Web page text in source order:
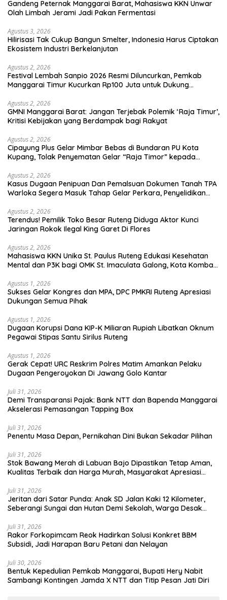
Gandeng Peternak Manggarai Barat, Mahasiswa KKN Unwar
Olah Limbah Jerami Jadi Pakan Fermentasi
Agustus 3, 2026
Hilirisasi Tak Cukup Bangun Smelter, Indonesia Harus Ciptakan
Ekosistem Industri Berkelanjutan
Agustus 2, 2026
Festival Lembah Sanpio 2026 Resmi Diluncurkan, Pemkab
Manggarai Timur Kucurkan Rp100 Juta untuk Dukung
Agustus 2, 2026
GMNI Manggarai Barat: Jangan Terjebak Polemik ‘Raja Timur’,
Kritisi Kebijakan yang Berdampak bagi Rakyat
Agustus 2, 2026
Cipayung Plus Gelar Mimbar Bebas di Bundaran PU Kota
Kupang, Tolak Penyematan Gelar “Raja Timor” kepada
Agustus 2, 2026
Kasus Dugaan Penipuan Dan Pemalsuan Dokumen Tanah TPA
Warloka Segera Masuk Tahap Gelar Perkara, Penyelidikan
Agustus 2, 2026
Terendus! Pemilik Toko Besar Ruteng Diduga Aktor Kunci
Jaringan Rokok Ilegal King Garet Di Flores
Agustus 2, 2026
Mahasiswa KKN Unika St. Paulus Ruteng Edukasi Kesehatan
Mental dan P3K bagi OMK St. Imaculata Galong, Kota Komba
Agustus 1, 2026
Sukses Gelar Kongres dan MPA, DPC PMKRI Ruteng Apresiasi
Dukungan Semua Pihak
Agustus 1, 2026
Dugaan Korupsi Dana KIP-K Miliaran Rupiah Libatkan Oknum
Pegawai Stipas Santu Sirilus Ruteng
Agustus 1, 2026
Gerak Cepat! URC Reskrim Polres Matim Amankan Pelaku
Dugaan Pengeroyokan Di Jawang Golo Kantar
Juli 31, 2026
​Demi Transparansi Pajak: Bank NTT dan Bapenda Manggarai
Akselerasi Pemasangan Tapping Box
Juli 31, 2026
Penentu Masa Depan, Pernikahan Dini Bukan Sekadar Pilihan
Juli 31, 2026
Stok Bawang Merah di Labuan Bajo Dipastikan Tetap Aman,
Kualitas Terbaik dan Harga Murah, Masyarakat Apresiasi
Juli 31, 2026
Jeritan dari Satar Punda: Anak SD Jalan Kaki 12 Kilometer,
Seberangi Sungai dan Hutan Demi Sekolah, Warga Desak
Juli 31, 2026
Rakor Forkopimcam Reok Hadirkan Solusi Konkret BBM
Subsidi, Jadi Harapan Baru Petani dan Nelayan
Juli 30, 2026
Bentuk Kepedulian Pemkab Manggarai, Bupati Hery Nabit
Sambangi Kontingen Jamda X NTT dan Titip Pesan Jati Diri